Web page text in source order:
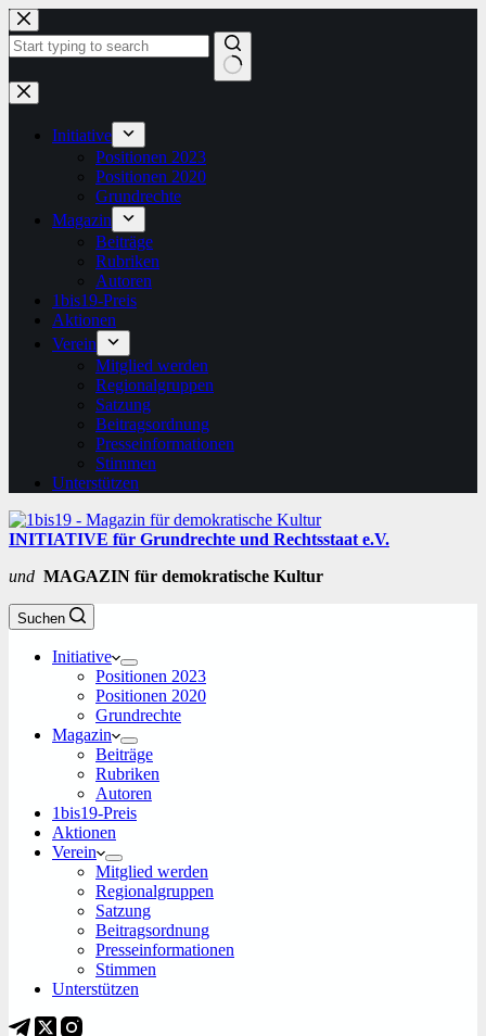
Zum
Inhalt
springen
Keine
Ergebnisse
Initiative
Positionen 2023
Positionen 2020
Grundrechte
Magazin
Beiträge
Rubriken
Autoren
1bis19-Preis
Aktionen
Verein
Mitglied werden
Regionalgruppen
Satzung
Beitragsordnung
Presseinformationen
Stimmen
Unterstützen
INITIATIVE für Grundrechte und Rechtsstaat e.V.
und MAGAZIN für demokratische Kultur
Suchen
Initiative
Positionen 2023
Positionen 2020
Grundrechte
Magazin
Beiträge
Rubriken
Autoren
1bis19-Preis
Aktionen
Verein
Mitglied werden
Regionalgruppen
Satzung
Beitragsordnung
Presseinformationen
Stimmen
Unterstützen